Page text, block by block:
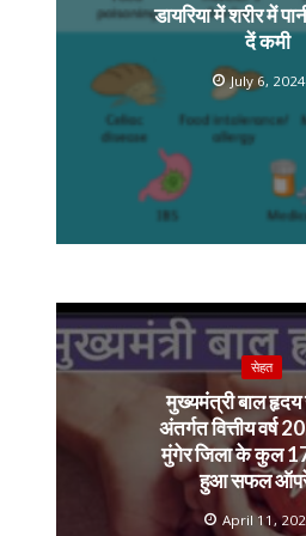
डायरिया में शरीर में
दें कमी
July 6, 2024
सेहत
मुख्यमंत्री बाल
अंतर्गत वित्तीय वर्ष
मुंगेर जिला के कुल
हुआ सफल
April 11,